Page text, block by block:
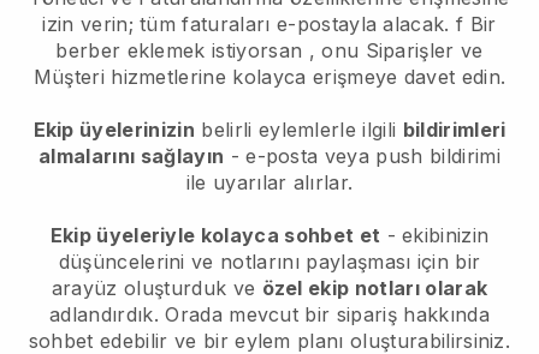
izin verin; tüm faturaları e-postayla alacak.f Bir
berber eklemek istiyorsan , onu Siparişler ve
Müşteri hizmetlerine kolayca erişmeye davet edin.
Ekip üyelerinizin belirli eylemlerle ilgili bildirimleri
almalarını sağlayın - e-posta veya push bildirimi
ile uyarılar alırlar.
Ekip üyeleriyle kolayca sohbet et - ekibinizin
düşüncelerini ve notlarını paylaşması için bir
arayüz oluşturduk ve özel ekip notları olarak
adlandırdık. Orada mevcut bir sipariş hakkında
sohbet edebilir ve bir eylem planı oluşturabilirsiniz.